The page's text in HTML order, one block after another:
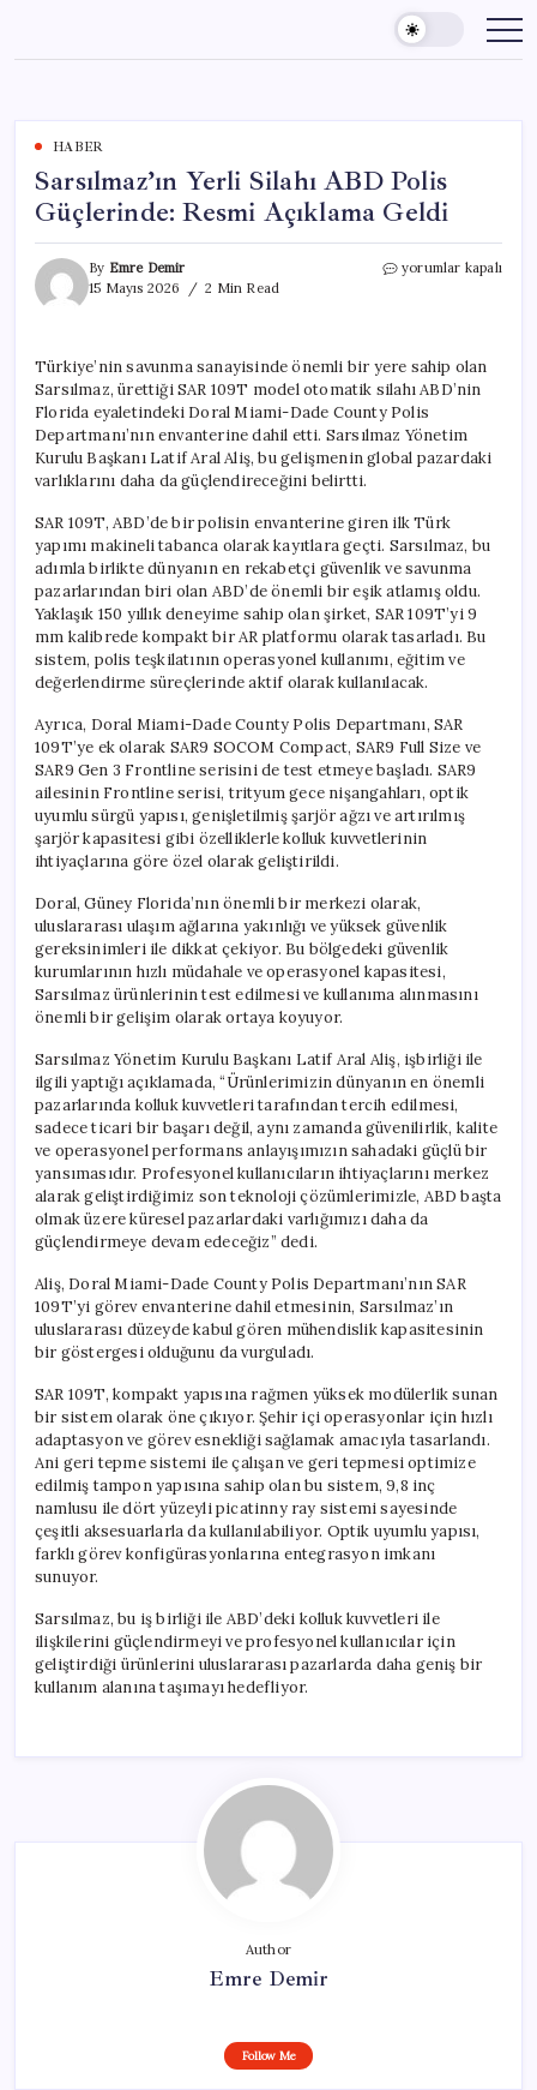
content
HABER
Sarsılmaz’ın Yerli Silahı ABD Polis
Güçlerinde: Resmi Açıklama Geldi
By Emre Demir
15 Mayıs 2026
2 Min Read
Sarsılmaz’ın
Güçlerinde:
Resmi
Açıklama
Geldi
için
yorumlar kapalı
Türkiye’nin savunma sanayisinde önemli bir yere sahip olan
Sarsılmaz, ürettiği SAR 109T model otomatik silahı ABD’nin
Florida eyaletindeki Doral Miami-Dade County Polis
Departmanı’nın envanterine dahil etti. Sarsılmaz Yönetim
Kurulu Başkanı Latif Aral Aliş, bu gelişmenin global pazardaki
varlıklarını daha da güçlendireceğini belirtti.
SAR 109T, ABD’de bir polisin envanterine giren ilk Türk
yapımı makineli tabanca olarak kayıtlara geçti. Sarsılmaz, bu
adımla birlikte dünyanın en rekabetçi güvenlik ve savunma
pazarlarından biri olan ABD’de önemli bir eşik atlamış oldu.
Yaklaşık 150 yıllık deneyime sahip olan şirket, SAR 109T’yi 9
mm kalibrede kompakt bir AR platformu olarak tasarladı. Bu
sistem, polis teşkilatının operasyonel kullanımı, eğitim ve
değerlendirme süreçlerinde aktif olarak kullanılacak.
Ayrıca, Doral Miami-Dade County Polis Departmanı, SAR
109T’ye ek olarak SAR9 SOCOM Compact, SAR9 Full Size ve
SAR9 Gen 3 Frontline serisini de test etmeye başladı. SAR9
ailesinin Frontline serisi, trityum gece nişangahları, optik
uyumlu sürgü yapısı, genişletilmiş şarjör ağzı ve artırılmış
şarjör kapasitesi gibi özelliklerle kolluk kuvvetlerinin
ihtiyaçlarına göre özel olarak geliştirildi.
Doral, Güney Florida’nın önemli bir merkezi olarak,
uluslararası ulaşım ağlarına yakınlığı ve yüksek güvenlik
gereksinimleri ile dikkat çekiyor. Bu bölgedeki güvenlik
kurumlarının hızlı müdahale ve operasyonel kapasitesi,
Sarsılmaz ürünlerinin test edilmesi ve kullanıma alınmasını
önemli bir gelişim olarak ortaya koyuyor.
Sarsılmaz Yönetim Kurulu Başkanı Latif Aral Aliş, işbirliği ile
ilgili yaptığı açıklamada, “Ürünlerimizin dünyanın en önemli
pazarlarında kolluk kuvvetleri tarafından tercih edilmesi,
sadece ticari bir başarı değil, aynı zamanda güvenilirlik, kalite
ve operasyonel performans anlayışımızın sahadaki güçlü bir
yansımasıdır. Profesyonel kullanıcıların ihtiyaçlarını merkez
alarak geliştirdiğimiz son teknoloji çözümlerimizle, ABD başta
olmak üzere küresel pazarlardaki varlığımızı daha da
güçlendirmeye devam edeceğiz” dedi.
Aliş, Doral Miami-Dade County Polis Departmanı’nın SAR
109T’yi görev envanterine dahil etmesinin, Sarsılmaz’ın
uluslararası düzeyde kabul gören mühendislik kapasitesinin
bir göstergesi olduğunu da vurguladı.
SAR 109T, kompakt yapısına rağmen yüksek modülerlik sunan
bir sistem olarak öne çıkıyor. Şehir içi operasyonlar için hızlı
adaptasyon ve görev esnekliği sağlamak amacıyla tasarlandı.
Ani geri tepme sistemi ile çalışan ve geri tepmesi optimize
edilmiş tampon yapısına sahip olan bu sistem, 9,8 inç
namlusu ile dört yüzeyli picatinny ray sistemi sayesinde
çeşitli aksesuarlarla da kullanılabiliyor. Optik uyumlu yapısı,
farklı görev konfigürasyonlarına entegrasyon imkanı
sunuyor.
Sarsılmaz, bu iş birliği ile ABD’deki kolluk kuvvetleri ile
ilişkilerini güçlendirmeyi ve profesyonel kullanıcılar için
geliştirdiği ürünlerini uluslararası pazarlarda daha geniş bir
kullanım alanına taşımayı hedefliyor.
Author
Emre Demir
Follow Me